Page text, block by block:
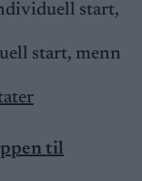
start,
start, menn
til